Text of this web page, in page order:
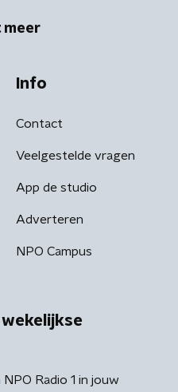
meer
Info
Contact
Veelgestelde vragen
App de studio
Adverteren
NPO Campus
Radio 1 in jouw